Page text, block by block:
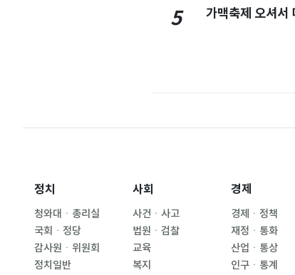
5 가맥축제 오셔서
정치
청와대ㆍ총리실
국회ㆍ정당
감사원ㆍ위원회
정치일반
사회
사건ㆍ사고
법원ㆍ검찰
교육
복지
경제
경제ㆍ정책
재정ㆍ통화
산업ㆍ통상
인구ㆍ통계